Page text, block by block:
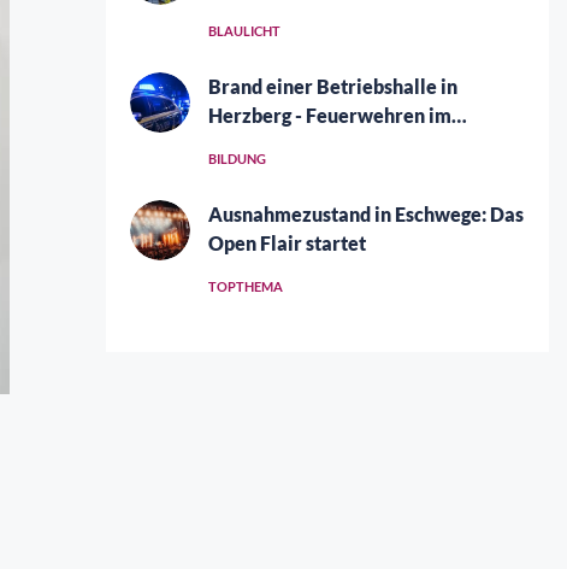
BLAULICHT
Brand einer Betriebshalle in
Herzberg - Feuerwehren im
BILDUNG
Ausnahmezustand in Eschwege: Das
Open Flair startet
TOPTHEMA